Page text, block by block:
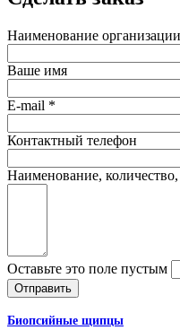
Наименование организации
Ваше имя
E-mail *
Контактный телефон
Наименование,
Оставьте это поле пустым
Биопсийные щипцы